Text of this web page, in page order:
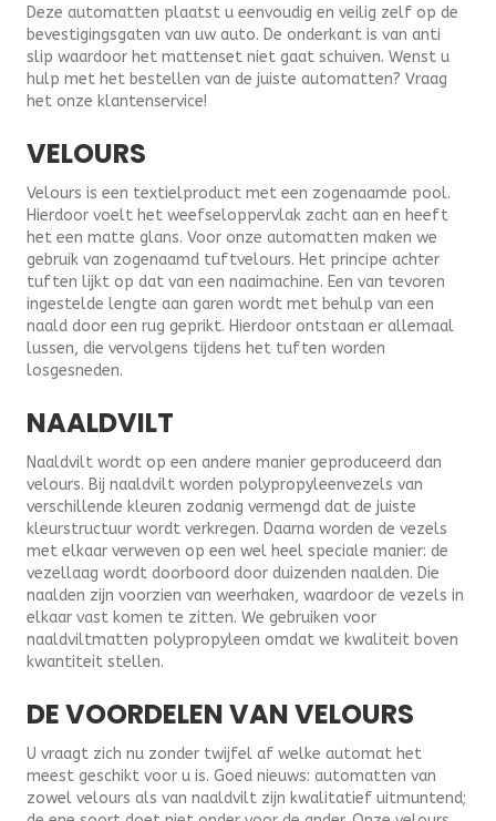
Deze automatten plaatst u eenvoudig en veilig zelf op de
bevestigingsgaten van uw auto. De onderkant is van anti
slip waardoor het mattenset niet gaat schuiven. Wenst u
hulp met het bestellen van de juiste automatten? Vraag
het onze klantenservice!
VELOURS
Velours is een textielproduct met een zogenaamde pool.
Hierdoor voelt het weefseloppervlak zacht aan en heeft
het een matte glans. Voor onze automatten maken we
gebruik van zogenaamd tuftvelours. Het principe achter
tuften lijkt op dat van een naaimachine. Een van tevoren
ingestelde lengte aan garen wordt met behulp van een
naald door een rug geprikt. Hierdoor ontstaan er allemaal
lussen, die vervolgens tijdens het tuften worden
losgesneden.
NAALDVILT
Naaldvilt wordt op een andere manier geproduceerd dan
velours. Bij naaldvilt worden polypropyleenvezels van
verschillende kleuren zodanig vermengd dat de juiste
kleurstructuur wordt verkregen. Daarna worden de vezels
met elkaar verweven op een wel heel speciale manier: de
vezellaag wordt doorboord door duizenden naalden. Die
naalden zijn voorzien van weerhaken, waardoor de vezels in
elkaar vast komen te zitten. We gebruiken voor
naaldviltmatten polypropyleen omdat we kwaliteit boven
kwantiteit stellen.
DE VOORDELEN VAN VELOURS
U vraagt zich nu zonder twijfel af welke automat het
meest geschikt voor u is. Goed nieuws: automatten van
zowel velours als van naaldvilt zijn kwalitatief uitmuntend;